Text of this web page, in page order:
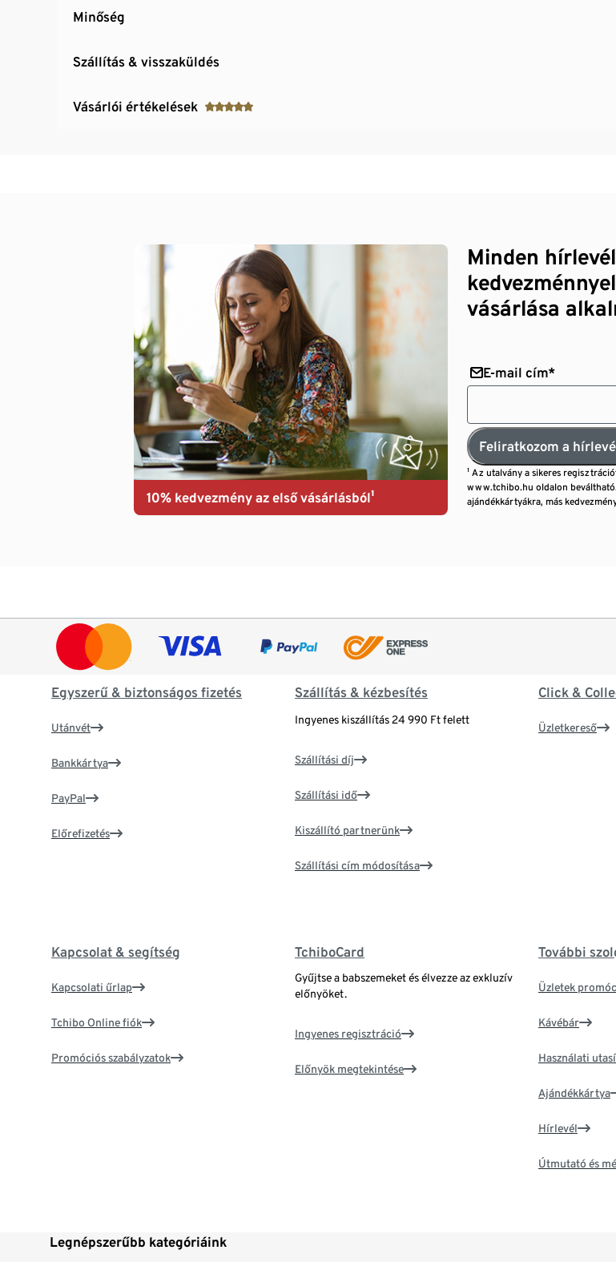
Minőség
Szállítás & visszaküldés
Vásárlói értékelések
10% kedvezmény az első vásárlásból¹
Minden
vásárlása
E-mail cím*
Feliratkozom a
¹ Az utalvány a sikeres
www.tchibo.hu oldalon
ajándékkártyákra, más
Egyszerű & biztonságos fizetés
Utánvét
Bankkártya
PayPal
Előrefizetés
Szállítás & kézbesítés
Ingyenes kiszállítás 24 990 Ft felett
Szállítási díj
Szállítási idő
Kiszállító partnerünk
Szállítási cím módosítása
Click &
Üzletkereső
Kapcsolat & segítség
Kapcsolati űrlap
Tchibo Online fiók
Promóciós szabályzatok
TchiboCard
Gyűjtse a babszemeket és élvezze az exkluzív
előnyöket.
Ingyenes regisztráció
Előnyök megtekintése
További
Üzletek
Kávébár
Használati
Ajándékkártya
Hírlevél
Útmutató és
Legnépszerűbb kategóriáink